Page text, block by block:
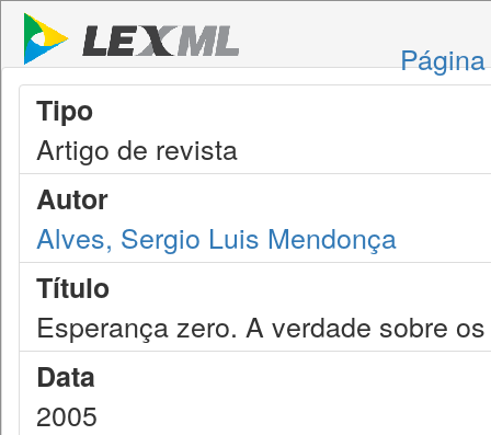
Tipo
Artigo de revista
Autor
Alves, Sergio Luis Mendonça
Título
Esperança zero. A verdade sobre
Data
2005